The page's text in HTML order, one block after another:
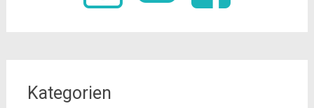
Kategorien